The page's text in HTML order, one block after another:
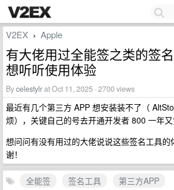
V2EX › Apple
有大佬用过全能签之类的签名
想听听使用体验
Bycelestylrat Oct 11, 2025 · 2700 views
最近有几个第三方 APP 想安装装不了（
烦），关键自己的号去开通开发者 800 一年
想问问有没有用过的大佬说说这些签名工具
谢！
全能签 签名工具
第三方APP